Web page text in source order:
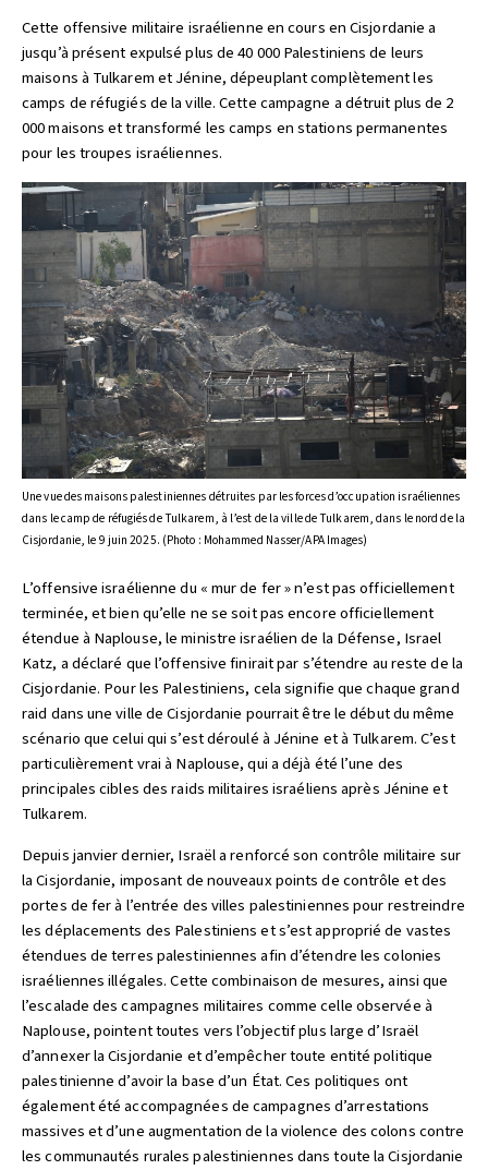
Cette offensive militaire israélienne en cours en Cisjordanie a
jusqu’à présent expulsé plus de 40 000 Palestiniens de leurs
maisons à Tulkarem et Jénine, dépeuplant complètement les
camps de réfugiés de la ville. Cette campagne a détruit plus de 2
000 maisons et transformé les camps en stations permanentes
pour les troupes israéliennes.
Une vue des maisons palestiniennes détruites par les forces d’occupation israéliennes
dans le camp de réfugiés de Tulkarem, à l’est de la ville de Tulkarem, dans le nord de la
Cisjordanie, le 9 juin 2025. (Photo : Mohammed Nasser/APA Images)
L’offensive israélienne du « mur de fer » n’est pas officiellement
terminée, et bien qu’elle ne se soit pas encore officiellement
étendue à Naplouse, le ministre israélien de la Défense, Israel
Katz, a déclaré que l’offensive finirait par s’étendre au reste de la
Cisjordanie. Pour les Palestiniens, cela signifie que chaque grand
raid dans une ville de Cisjordanie pourrait être le début du même
scénario que celui qui s’est déroulé à Jénine et à Tulkarem. C’est
particulièrement vrai à Naplouse, qui a déjà été l’une des
principales cibles des raids militaires israéliens après Jénine et
Tulkarem.
Depuis janvier dernier, Israël a renforcé son contrôle militaire sur
la Cisjordanie, imposant de nouveaux points de contrôle et des
portes de fer à l’entrée des villes palestiniennes pour restreindre
les déplacements des Palestiniens et s’est approprié de vastes
étendues de terres palestiniennes afin d’étendre les colonies
israéliennes illégales. Cette combinaison de mesures, ainsi que
l’escalade des campagnes militaires comme celle observée à
Naplouse, pointent toutes vers l’objectif plus large d’Israël
d’annexer la Cisjordanie et d’empêcher toute entité politique
palestinienne d’avoir la base d’un État. Ces politiques ont
également été accompagnées de campagnes d’arrestations
massives et d’une augmentation de la violence des colons contre
les communautés rurales palestiniennes dans toute la Cisjordanie